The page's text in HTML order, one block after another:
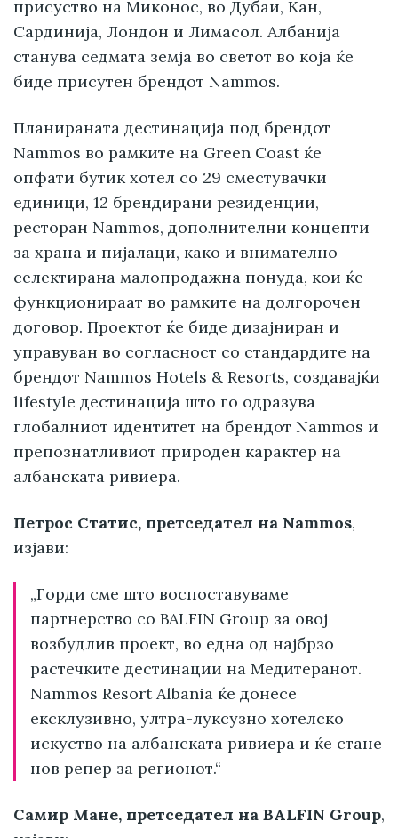
присуство на Миконос, во Дубаи, Кан,
Сардинија, Лондон и Лимасол. Албанија
станува седмата земја во светот во која ќе
биде присутен брендот Nammos.
Планираната дестинација под брендот
Nammos во рамките на Green Coast ќе
опфати бутик хотел со 29 сместувачки
единици, 12 брендирани резиденции,
ресторан Nammos, дополнителни концепти
за храна и пијалаци, како и внимателно
селектирана малопродажна понуда, кои ќе
функционираат во рамките на долгорочен
договор. Проектот ќе биде дизајниран и
управуван во согласност со стандардите на
брендот Nammos Hotels & Resorts, создавајќи
lifestyle дестинација што го одразува
глобалниот идентитет на брендот Nammos и
препознатливиот природен карактер на
албанската ривиера.
Петрос Статис, претседател на Nammos,
изјави:
„Горди сме што воспоставуваме
партнерство со BALFIN Group за овој
возбудлив проект, во една од најбрзо
растечките дестинации на Медитеранот.
Nammos Resort Albania ќе донесе
ексклузивно, ултра-луксузно хотелско
искуство на албанската ривиера и ќе стане
нов репер за регионот.“
Самир Мане, претседател на BALFIN Group,